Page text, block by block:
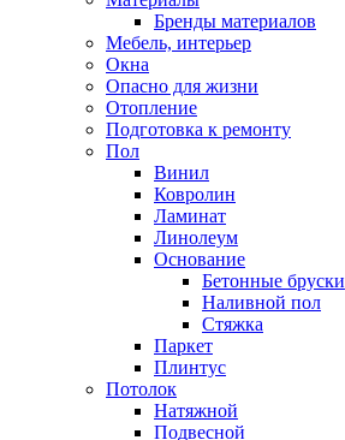
Бренды материалов
Мебель, интерьер
Окна
Опасно для жизни
Отопление
Подготовка к ремонту
Пол
Винил
Ковролин
Ламинат
Линолеум
Основание
Бетонные бруски
Наливной пол
Стяжка
Паркет
Плинтус
Потолок
Натяжной
Подвесной